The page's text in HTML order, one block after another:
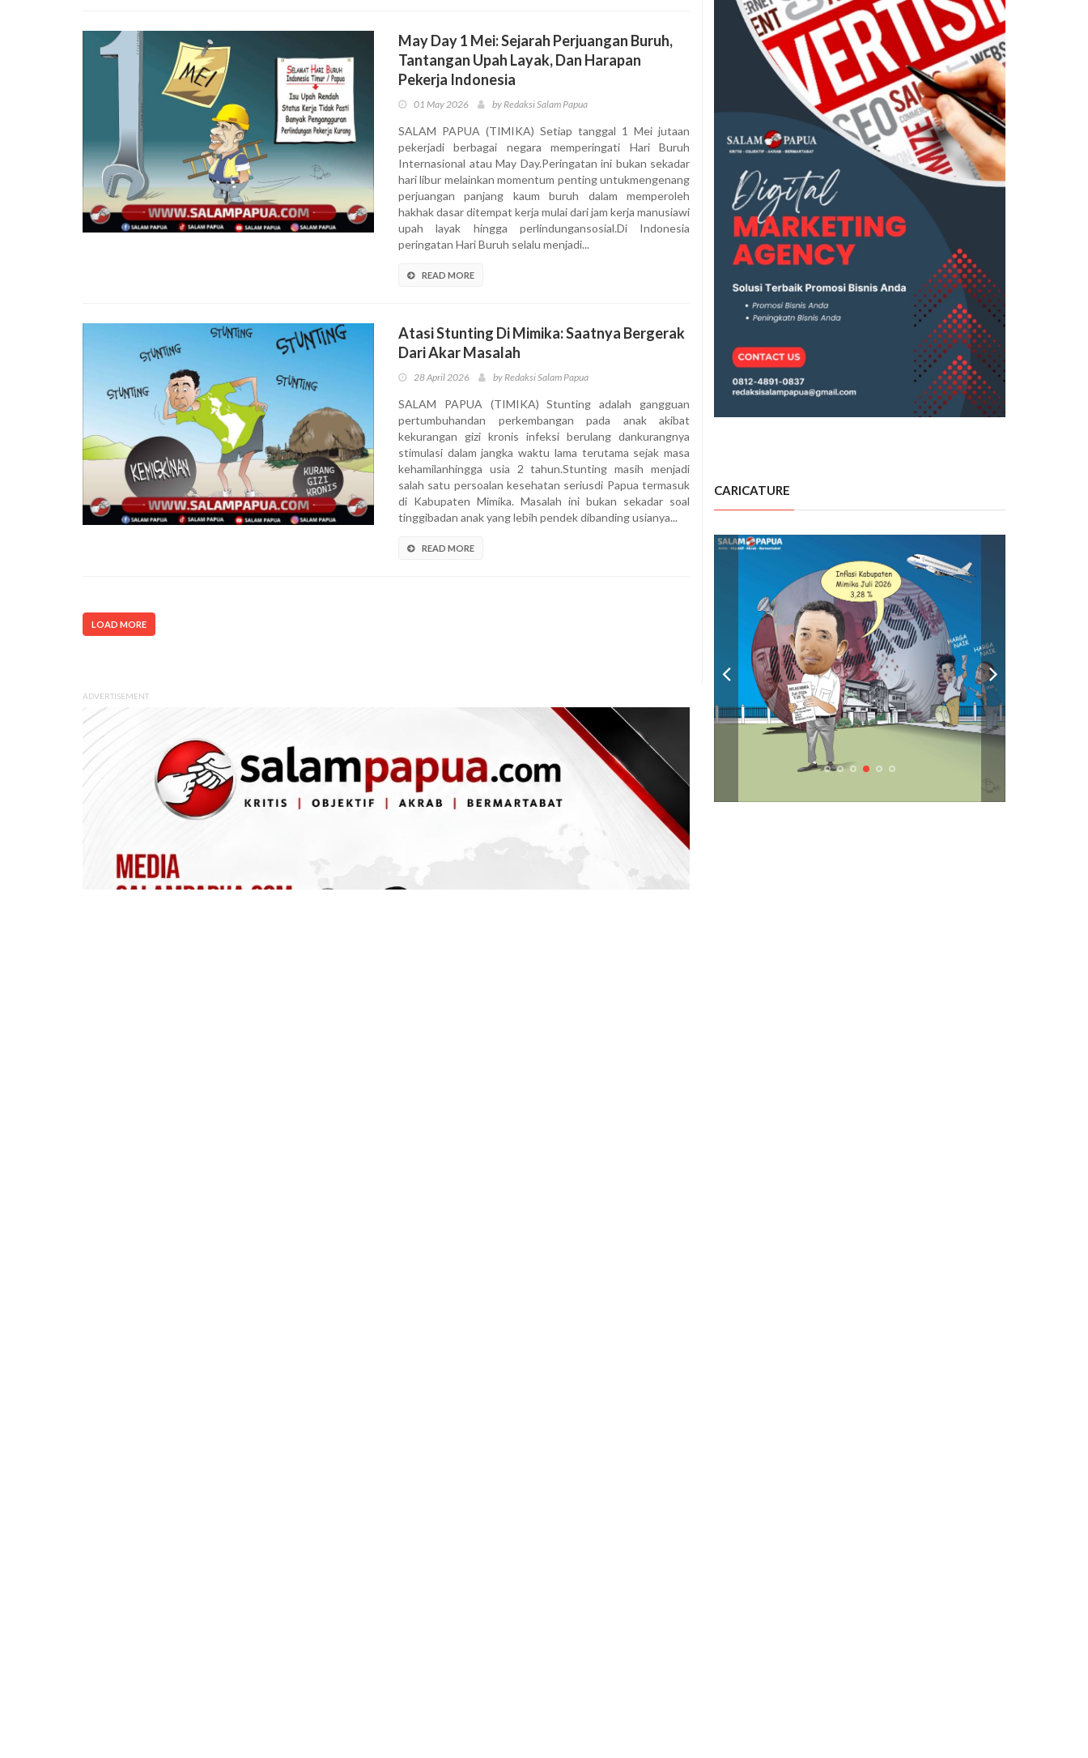
May Day 1 Mei: Sejarah Perjuangan Buruh,
Tantangan Upah Layak, Dan Harapan
Pekerja Indonesia
01 May 2026 by Redaksi Salam Papua
SALAM PAPUA (TIMIKA) Setiap tanggal 1 Mei jutaan
pekerjadi berbagai negara memperingati Hari Buruh
Internasional atau May Day.Peringatan ini bukan sekadar
hari libur melainkan momentum penting untukmengenang
perjuangan panjang kaum buruh dalam memperoleh
hakhak dasar ditempat kerja mulai dari jam kerja manusiawi
upah layak hingga perlindungansosial.Di Indonesia
peringatan Hari Buruh selalu menjadi...
READ MORE
Atasi Stunting Di Mimika: Saatnya Bergerak
Dari Akar Masalah
28 April 2026 by Redaksi Salam Papua
SALAM PAPUA (TIMIKA) Stunting adalah gangguan
pertumbuhandan perkembangan pada anak akibat
kekurangan gizi kronis infeksi berulang dankurangnya
stimulasi dalam jangka waktu lama terutama sejak masa
kehamilanhingga usia 2 tahun.Stunting masih menjadi
salah satu persoalan kesehatan seriusdi Papua termasuk
di Kabupaten Mimika. Masalah ini bukan sekadar soal
tinggibadan anak yang lebih pendek dibanding usianya...
READ MORE
LOAD MORE
ADVERTISEMENT
CARICATURE